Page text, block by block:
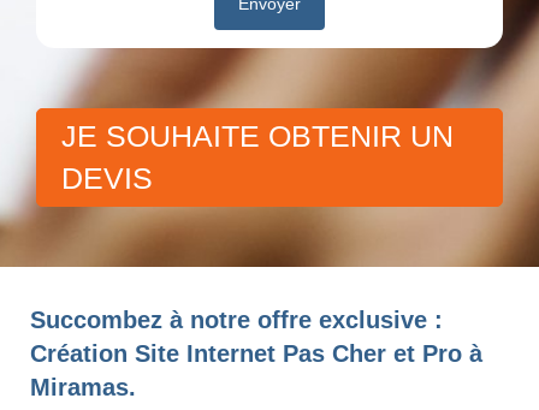
JE SOUHAITE OBTENIR UN
DEVIS
Succombez à notre offre exclusive :
Création Site Internet Pas Cher et Pro à
Miramas.